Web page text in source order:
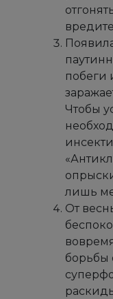
побеги
Чтобы
лишь
От
борьбы